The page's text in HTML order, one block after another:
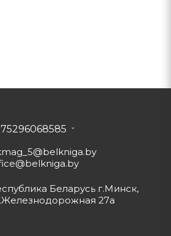
Беларусь г.Минск,
27а